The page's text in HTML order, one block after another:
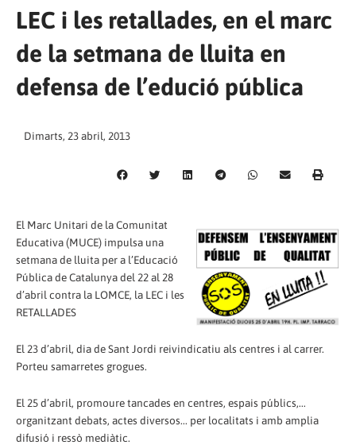
LEC i les retallades, en el marc
de la setmana de lluita en
defensa de l’edució pública
Dimarts, 23 abril, 2013
El Marc Unitari de la Comunitat
Educativa (MUCE) impulsa una
setmana de lluita per a l’Educació
Pública de Catalunya del 22 al 28
d’abril contra la LOMCE, la LEC i les
RETALLADES
El 23 d’abril, dia de Sant Jordi reivindicatiu als centres i al carrer.
Porteu samarretes grogues.
El 25 d’abril, promoure tancades en centres, espais públics,...
organitzant debats, actes diversos... per localitats i amb amplia
difusió i ressò mediàtic.